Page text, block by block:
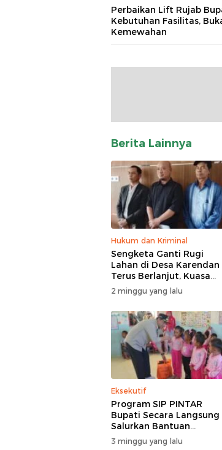
Perbaikan Lift Rujab
Kebutuhan Fasilitas,
Kemewahan
Berita Lainnya
Hukum dan Kriminal
Sengketa Ganti Rugi
Lahan di Desa Karendan
Terus Berlanjut, Kuasa
Hukum Ajukan Kasasi
2 minggu yang lalu
Eksekutif
Program SIP PINTAR
Bupati Secara Langsung
Salurkan Bantuan
Pendidikan di Desa
3 minggu yang lalu